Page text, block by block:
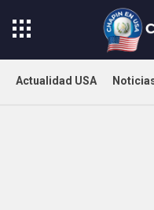
Actualidad USA